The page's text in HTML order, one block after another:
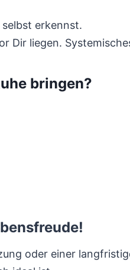
erkennst.
Dir liegen.
bringen?
oder einer